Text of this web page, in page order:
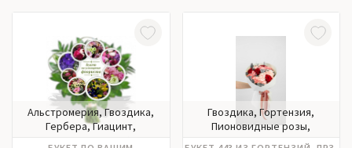
Альстромерия, Гвоздика,
Гербера, Гиацинт,
Гвоздика, Гортензия,
Пионовидные розы,